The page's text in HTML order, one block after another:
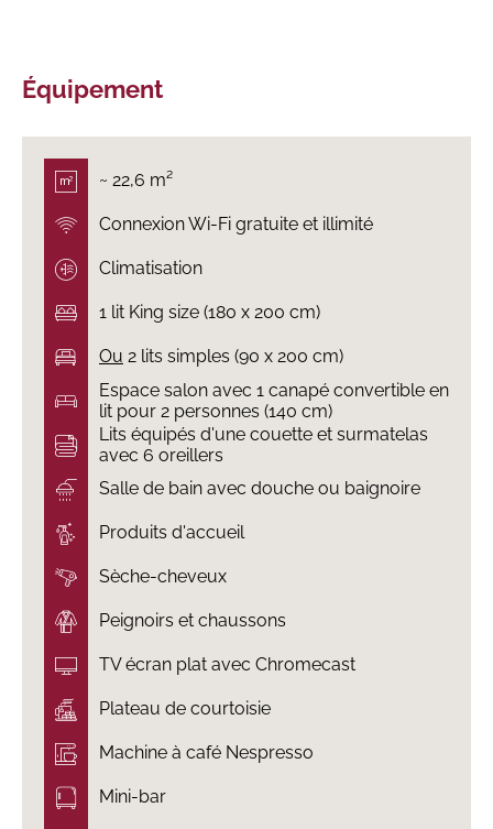
Équipement
~ 22,6 m²
Connexion Wi-Fi gratuite et illimité
Climatisation
1 lit King size (180 x 200 cm)
Ou 2 lits simples (90 x 200 cm)
Espace salon avec 1 canapé convertible en
lit pour 2 personnes (140 cm)
Lits équipés d'une couette et surmatelas
avec 6 oreillers
Salle de bain avec douche ou baignoire
Produits d'accueil
Sèche-cheveux
Peignoirs et chaussons
TV écran plat avec Chromecast
Plateau de courtoisie
Machine à café Nespresso
Mini-bar